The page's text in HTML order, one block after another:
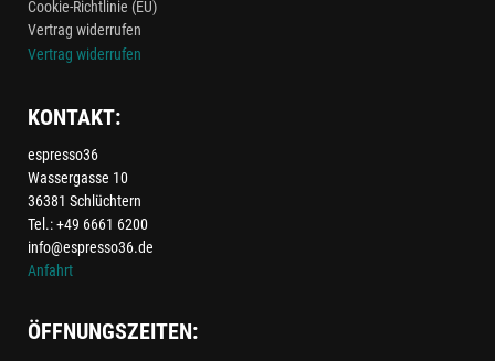
Cookie-Richtlinie (EU)
Vertrag widerrufen
Vertrag widerrufen
KONTAKT:
espresso36
Wassergasse 10
36381 Schlüchtern
Tel.: +49 6661 6200
info@espresso36.de
Anfahrt
ÖFFNUNGSZEITEN: